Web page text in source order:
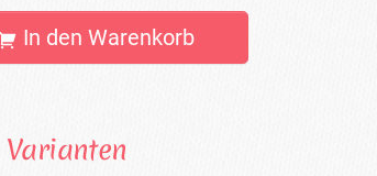
In den Warenkorb